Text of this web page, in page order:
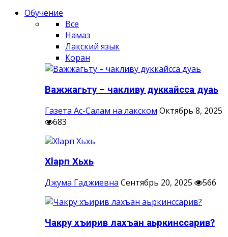
Обучение
Все
Намаз
Лакский язык
Коран
Важжагьту – чакливу дуккайсса дуаь
Газета Ас-Салам на лакском Октябрь 8, 2025
683
Хlарп Хьхь
Джума Гаджиевна Сентябрь 20, 2025 566
Чакру хъирив лахъан аьркинссарив?